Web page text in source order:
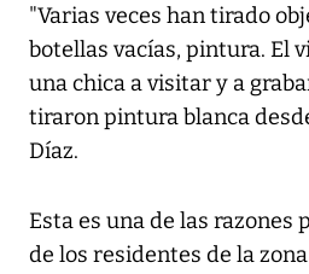
"Varias veces han tirado
botellas vacías, pintura. El
una chica a visitar y a
tiraron pintura blanca
Díaz.
Esta es una de las razones
de los residentes de la